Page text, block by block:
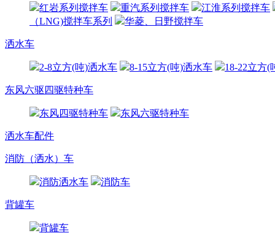
红岩系列搅拌车
重汽系列搅拌车
江淮系列搅拌车
（LNG)搅拌车系列
华菱、日野搅拌车
洒水车
2-8立方(吨)洒水车 8-15立方(吨)洒水车 18-22立方(
东风六驱四驱特种车
东风四驱特种车 东风六驱特种车
洒水车配件
消防（洒水）车
消防洒水车 消防车
背罐车
背罐车